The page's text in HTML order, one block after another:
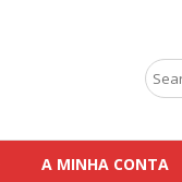
Search
for:
A MINHA CONTA